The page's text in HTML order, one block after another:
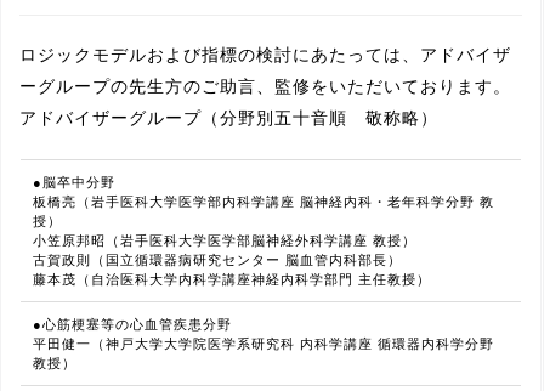
ロジックモデルおよび指標の検討にあたっては、アドバイザ
ーグループの先生方のご助言、監修をいただいております。
アドバイザーグループ（分野別五十音順 敬称略）
●脳卒中分野
板橋亮（岩手医科大学医学部内科学講座 脳神経内科・老年科学分野 教
授）
小笠原邦昭（岩手医科大学医学部脳神経外科学講座 教授）
古賀政則（国立循環器病研究センター 脳血管内科部長）
藤本茂（自治医科大学内科学講座神経内科学部門 主任教授）
●心筋梗塞等の心血管疾患分野
平田健一（神戸大学大学院医学系研究科 内科学講座 循環器内科学分野
教授）